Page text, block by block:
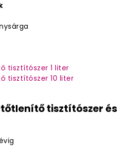
tisztítószer 1 liter
tisztítószer 10 liter
tisztítószer és